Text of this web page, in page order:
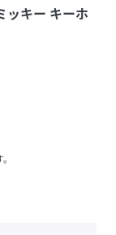
ッキー キーホ